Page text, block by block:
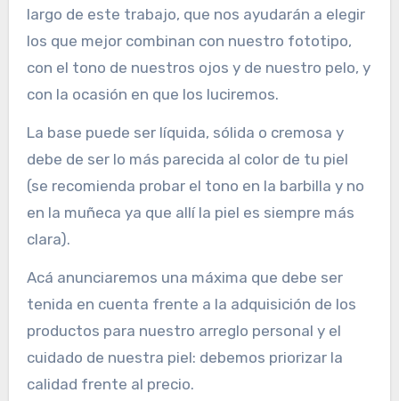
largo de este trabajo, que nos ayudarán a elegir
los que mejor combinan con nuestro fototipo,
con el tono de nuestros ojos y de nuestro pelo, y
con la ocasión en que los luciremos.
La base puede ser líquida, sólida o cremosa y
debe de ser lo más parecida al color de tu piel
(se recomienda probar el tono en la barbilla y no
en la muñeca ya que allí la piel es siempre más
clara).
Acá anunciaremos una máxima que debe ser
tenida en cuenta frente a la adquisición de los
productos para nuestro arreglo personal y el
cuidado de nuestra piel: debemos priorizar la
calidad frente al precio.